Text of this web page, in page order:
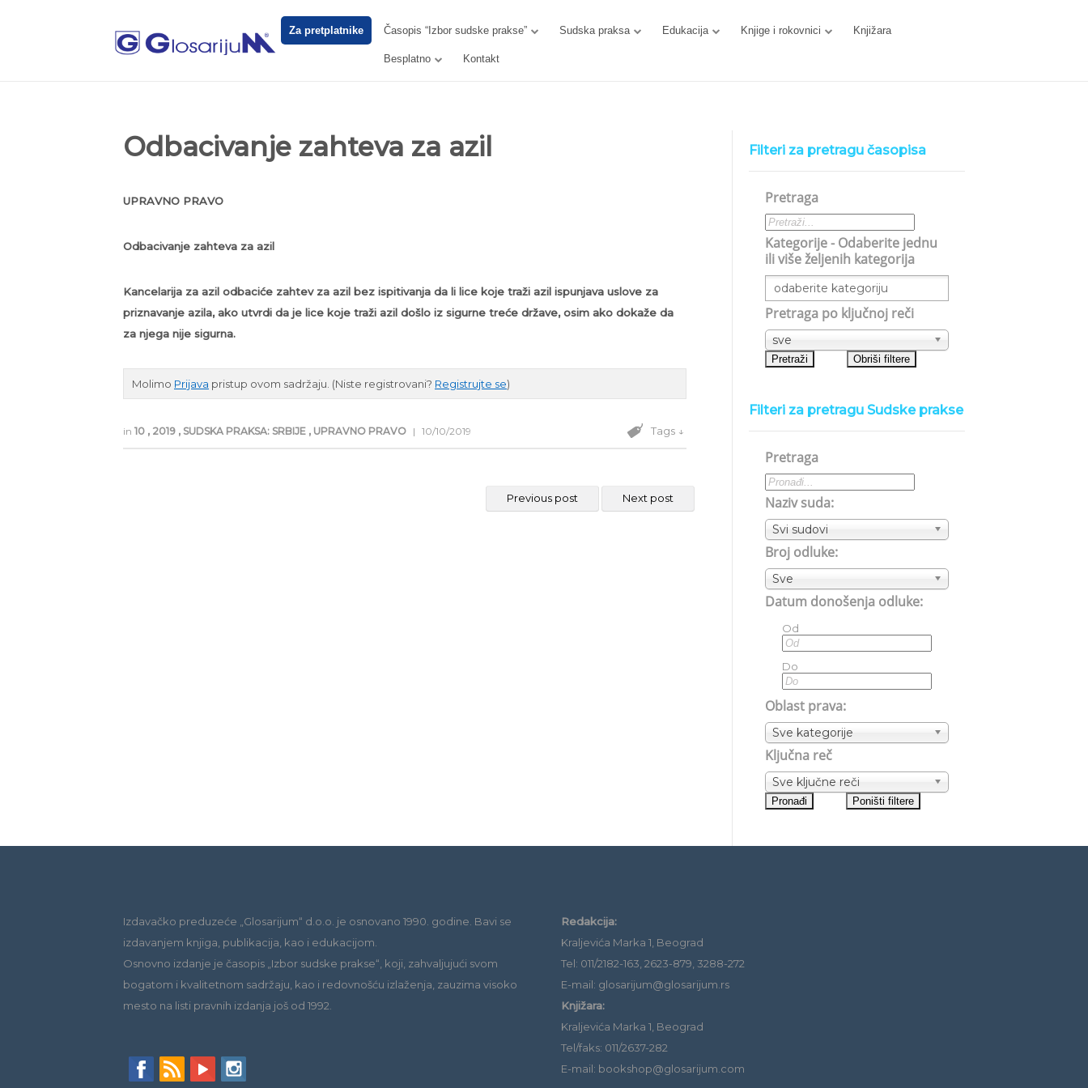
Za pretplatnike Časopis “Izbor sudske prakse” Sudska praksa Edukacija Knjige i rokovnici Knjižara
Besplatno Kontakt
Odbacivanje zahteva za azil
UPRAVNO PRAVO
Odbacivanje zahteva za azil
Kancelarija za azil odbaciće zahtev za azil bez ispitivanja da li lice koje traži azil ispunjava uslove za
priznavanje azila, ako utvrdi da je lice koje traži azil došlo iz sigurne treće države, osim ako dokaže da
za njega nije sigurna.
Molimo Prijava pristup ovom sadržaju. (Niste registrovani? Registrujte se)
in 10 , 2019 , SUDSKA PRAKSA: SRBIJE , UPRAVNO PRAVO | 10/10/2019 Tags ↓
Previous post Next post
Filteri za pretragu časopisa
Pretraga
Kategorije - Odaberite jednu
ili više željenih kategorija
Pretraga po ključnoj reči
sve
Filteri za pretragu Sudske prakse
Pretraga
Naziv suda:
Svi sudovi
Broj odluke:
Sve
Datum donošenja odluke:
Od
Do
Oblast prava:
Sve kategorije
Ključna reč
Sve ključne reči
Izdavačko preduzeće „Glosarijum“ d.o.o. je osnovano 1990. godine. Bavi se
izdavanjem knjiga, publikacija, kao i edukacijom.
Osnovno izdanje je časopis „Izbor sudske prakse“, koji, zahvaljujući svom
bogatom i kvalitetnom sadržaju, kao i redovnošću izlaženja, zauzima visoko
mesto na listi pravnih izdanja još od 1992.
Redakcija:
Kraljevića Marka 1, Beograd
Tel: 011/2182-163, 2623-879, 3288-272
E-mail: glosarijum@glosarijum.rs
Knjižara:
Kraljevića Marka 1, Beograd
Tel/faks: 011/2637-282
E-mail: bookshop@glosarijum.com